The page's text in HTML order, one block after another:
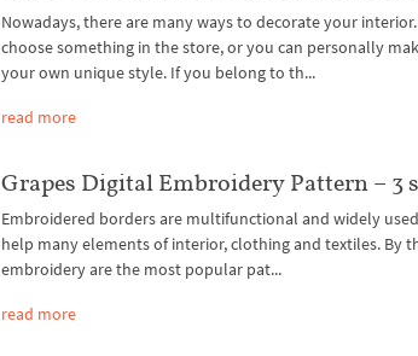
Nowadays, there are many ways to decorate your
choose something in the store, or you can personally
your own unique style. If you belong to th...
read more
Grapes Digital Embroidery Pattern – 3
Embroidered borders are multifunctional and widely
help many elements of interior, clothing and textiles. By
embroidery are the most popular pat...
read more